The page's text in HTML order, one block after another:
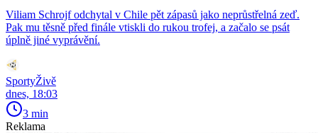
Viliam Schrojf odchytal v Chile pět zápasů jako neprůstřelná zeď.
Pak mu těsně před finále vtiskli do rukou trofej, a začalo se psát
úplně jiné vyprávění.
SportyŽivě
dnes, 18:03
3 min
Reklama